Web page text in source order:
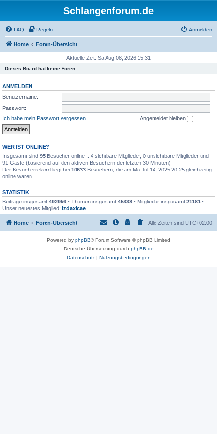
Schlangenforum.de
FAQ Regeln Anmelden
Home Foren-Übersicht
Aktuelle Zeit: Sa Aug 08, 2026 15:31
Dieses Board hat keine Foren.
ANMELDEN
Benutzername:
Passwort:
Ich habe mein Passwort vergessen
Angemeldet bleiben
WER IST ONLINE?
Insgesamt sind 95 Besucher online :: 4 sichtbare Mitglieder, 0 unsichtbare Mitglieder und
91 Gäste (basierend auf den aktiven Besuchern der letzten 30 Minuten)
Der Besucherrekord liegt bei 10633 Besuchern, die am Mo Jul 14, 2025 20:25 gleichzeitig
online waren.
STATISTIK
Beiträge insgesamt 492956 • Themen insgesamt 45338 • Mitglieder insgesamt 21181 •
Unser neuestes Mitglied: izdaxicae
Home Foren-Übersicht Alle Zeiten sind UTC+02:00
Powered by phpBB® Forum Software © phpBB Limited
Deutsche Übersetzung durch phpBB.de
Datenschutz| Nutzungsbedingungen